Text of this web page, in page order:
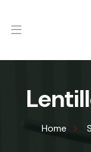
Home